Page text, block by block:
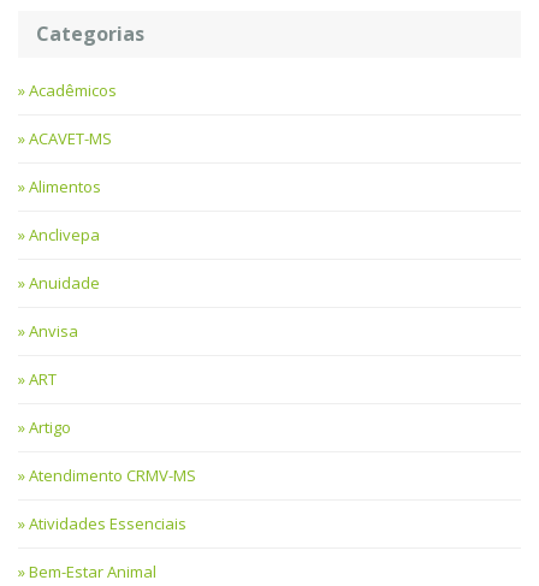
Categorias
Acadêmicos
ACAVET-MS
Alimentos
Anclivepa
Anuidade
Anvisa
ART
Artigo
Atendimento CRMV-MS
Atividades Essenciais
Bem-Estar Animal